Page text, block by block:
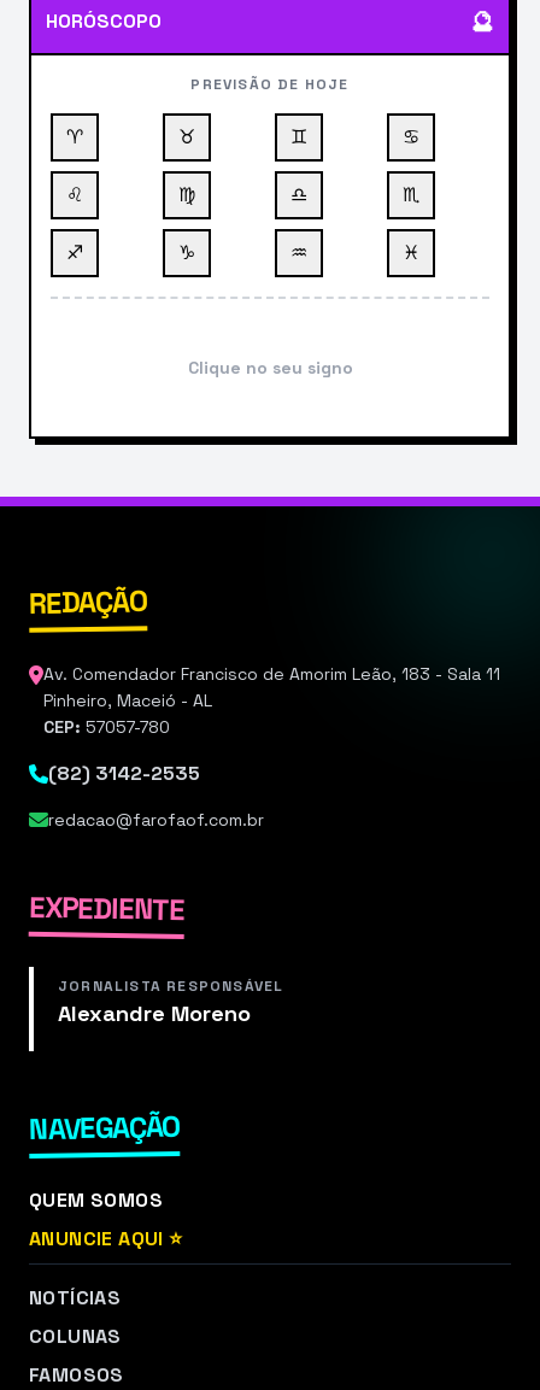
HORÓSCOPO 🔮
PREVISÃO DE HOJE
♈ ♉ ♊ ♋
♌ ♍ ♎ ♏
♐ ♑ ♒ ♓
Clique no seu signo
REDAÇÃO
Av. Comendador Francisco de Amorim Leão, 183 - Sala 11
Pinheiro, Maceió - AL
CEP: 57057-780
(82) 3142-2535
redacao@farofaof.com.br
EXPEDIENTE
JORNALISTA RESPONSÁVEL
Alexandre Moreno
NAVEGAÇÃO
QUEM SOMOS
ANUNCIE AQUI ⭐
NOTÍCIAS
COLUNAS
FAMOSOS